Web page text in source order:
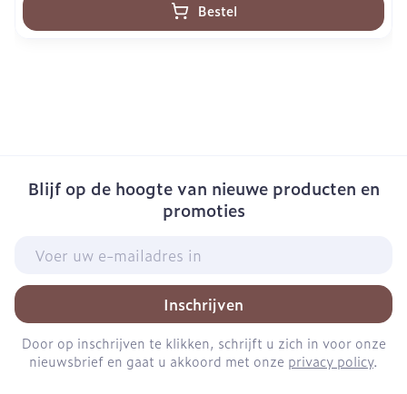
Bestel
Blijf op de hoogte van nieuwe producten en
promoties
Inschrijven
Door op inschrijven te klikken, schrijft u zich in voor onze
nieuwsbrief en gaat u akkoord met onze privacy policy.